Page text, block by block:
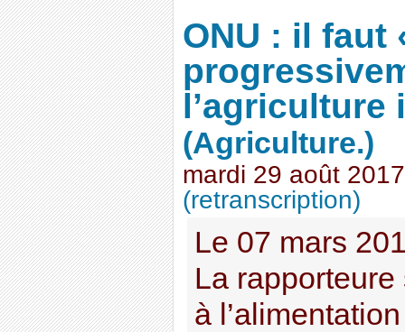
ONU : il faut
l’agriculture
(Agriculture.)
mardi 29 août 2017
(retranscription)
Le 07 mars
La
à